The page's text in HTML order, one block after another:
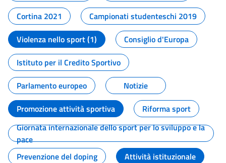
Cortina 2021
Campionati studenteschi 2019
Violenza nello sport (1)
Consiglio d'Europa
Istituto per il Credito Sportivo
Parlamento europeo
Notizie
Promozione attività sportiva
Riforma sport
Giornata internazionale dello sport per lo sviluppo e la
pace
Prevenzione del doping
Attività istituzionale